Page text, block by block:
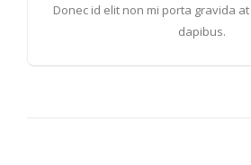
Donec id elit non mi porta gravida
dapibus.